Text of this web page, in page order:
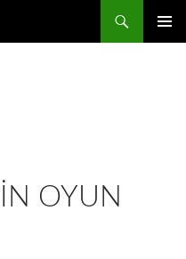
OYUN